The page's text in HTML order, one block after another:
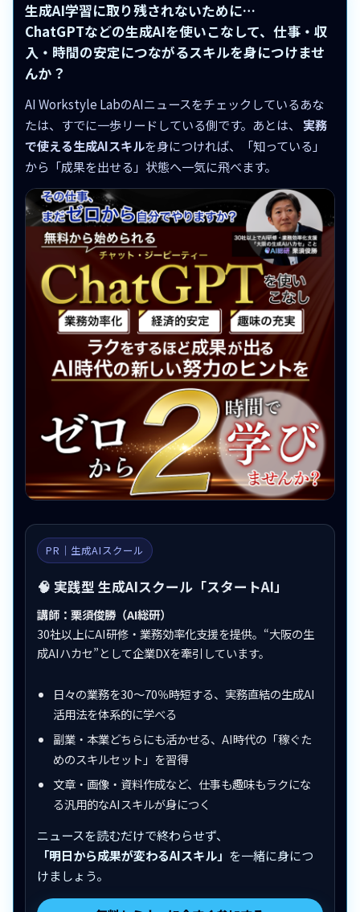
生成AI学習に取り残されないために…
ChatGPTなどの生成AIを使いこなして、仕事・収
入・時間の安定につながるスキルを身につけませ
んか？
AI Workstyle LabのAIニュースをチェックしているあな
たは、すでに一歩リードしている側です。あとは、 実務
で使える生成AIスキルを身につければ、「知っている」
から「成果を出せる」状態へ一気に飛べます。
PR｜生成AIスクール
🧠 実践型 生成AIスクール「スタートAI」
講師：栗須俊勝（AI総研）
30社以上にAI研修・業務効率化支援を提供。“大阪の生
成AIハカセ”として企業DXを牽引しています。
日々の業務を30〜70％時短する、実務直結の生成AI
活用法を体系的に学べる
副業・本業どちらにも活かせる、AI時代の「稼ぐた
めのスキルセット」を習得
文章・画像・資料作成など、仕事も趣味もラクにな
る汎用的なAIスキルが身につく
ニュースを読むだけで終わらせず、
「明日から成果が変わるAIスキル」 を一緒に身につ
けましょう。